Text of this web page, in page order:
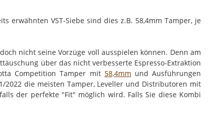
erwähnten VST-Siebe sind dies z.B. 58,4mm Tamper, je
nicht seine Vorzüge voll ausspielen können. Denn am
über das nicht verbesserte Espresso-Extraktion
Competition Tamper mit 58,4mm und Ausführungen
2022 die meisten Tamper, Leveller und Distributoren mit
der perfekte "Fit" möglich wird. Falls Sie diese Kombi